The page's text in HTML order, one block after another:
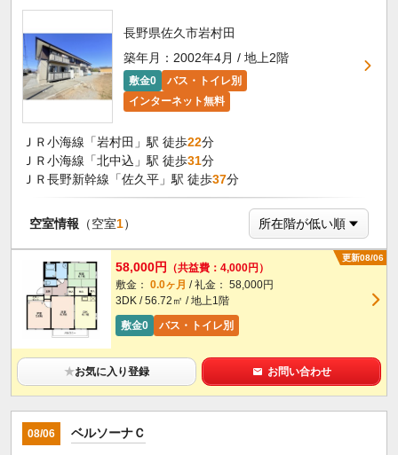
長野県佐久市岩村田
築年月：2002年4月 / 地上2階
敷金0
バス・トイレ別
インターネット無料
ＪＲ小海線「岩村田」駅 徒歩22分
ＪＲ小海線「北中込」駅 徒歩31分
ＪＲ長野新幹線「佐久平」駅 徒歩37分
空室情報 （空室1）
更新08/06
58,000円
（共益費：4,000円）
敷金： 0.0ヶ月 / 礼金： 58,000円
3DK / 56.72㎡ / 地上1階
敷金0
バス・トイレ別
★お気に入り登録 お問い合わせ
08/06 ベルソーナＣ